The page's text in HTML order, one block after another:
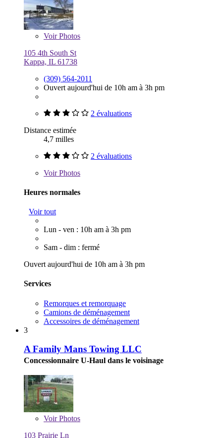
VoirPhotos
105 4th South St
Kappa, IL 61738
(309) 564-2011
Ouvert aujourd'hui de 10h am à 3h pm
2 évaluations
Distance estimée
4,7 milles
2 évaluations
VoirPhotos
Heures normales
Voir tout
Lun - ven : 10h am à 3h pm
Sam - dim : fermé
Ouvert aujourd'hui de 10h am à 3h pm
Services
Remorques et remorquage
Camions de déménagement
Accessoires de déménagement
3
A Family Mans Towing LLC
Concessionnaire U-Haul dans le voisinage
VoirPhotos
103 Prairie Ln